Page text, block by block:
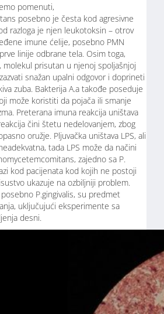
pomenuti,
posebno je česta kod agresivne
razloga je njen leukotoksin – otrov
imune ćelije, posebno PMN
linije odbrane tela. Osim toga,
molekul prisutan u njenoj spoljašnjoj
snažan upalni odgovor i doprineti
zuba. Bakterija A.a takođe poseduje
može koristiti da pojača ili smanje
Preterana imuna reakcija uništava
čini štetu nedelovanjem, zbog
oružje. Pljuvačka uništava LPS, ali
tada LPS može da načini
zajedno sa P.
kod pacijenata kod kojih ne postoji
ukazuje na ozbiljniji problem.
P.gingivalis, su predmet
uključujući eksperimente sa
desni.